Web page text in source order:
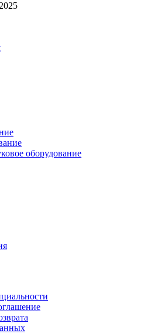
оборудование